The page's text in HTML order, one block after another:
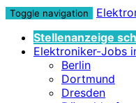
Toggle navigation
Stellenanzeige
Elektroniker-Jobs
Berlin
Dortmund
Dresden